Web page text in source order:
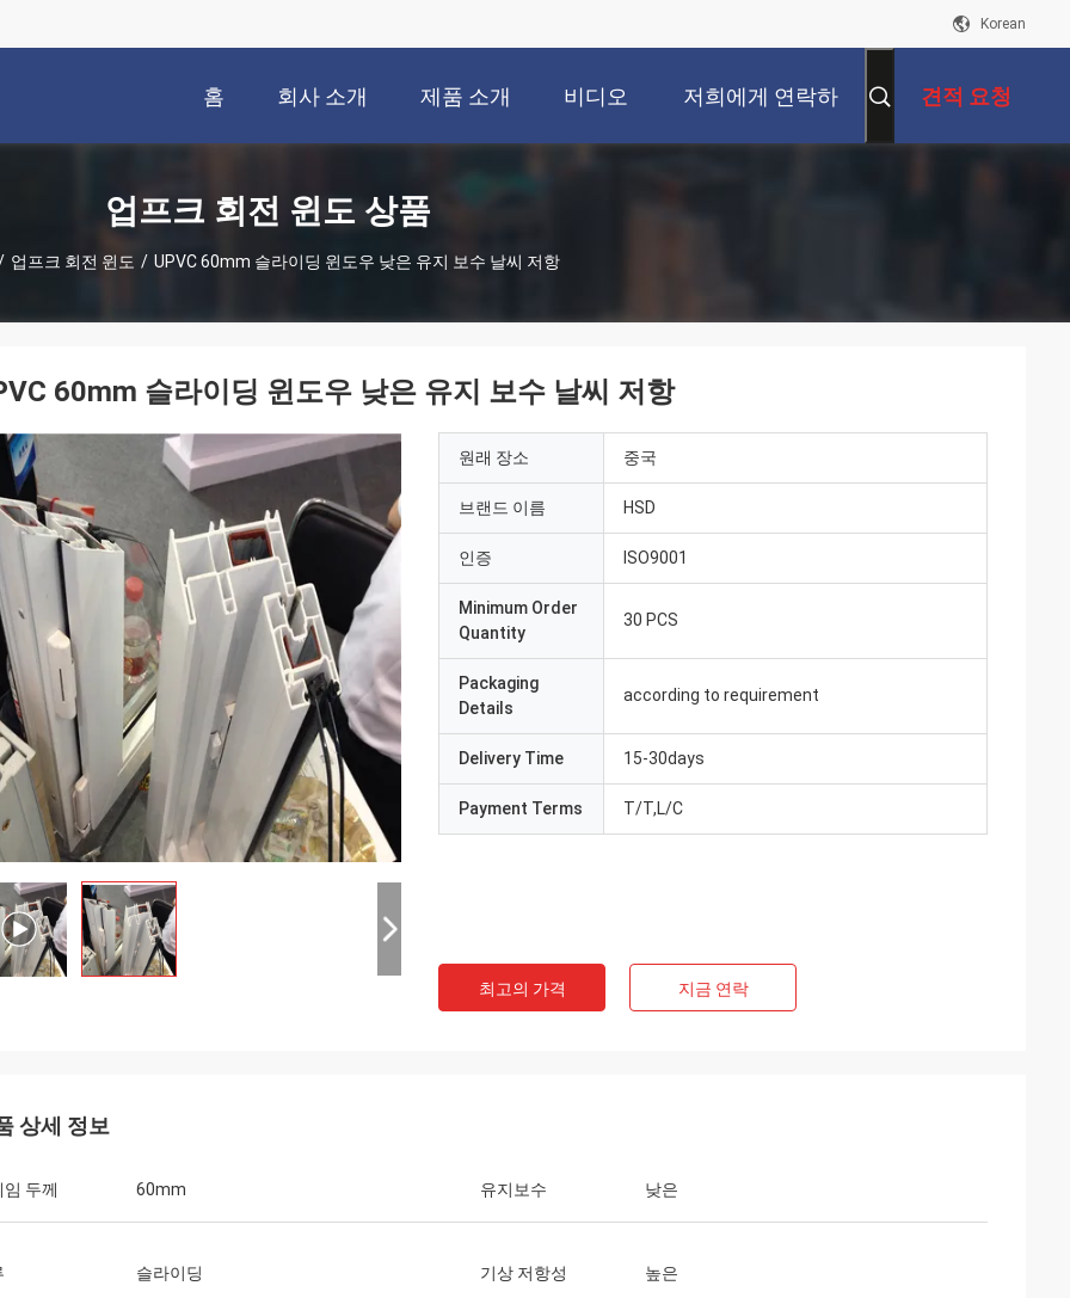
Korean
홈 회사 소개 제품 소개 비디오 저희에게 연락하 견적 요청
업프크 회전 윈도 상품
업프크 회전 윈도 / UPVC 60mm 슬라이딩 윈도우 낮은 유지 보수 날씨 저항
60mm 슬라이딩 윈도우 낮은 유지 보수 날씨 저항
원래 장소 중국
브랜드 이름 HSD
인증 ISO9001
Minimum Order
Quantity
30 PCS
Packaging
Details
according to requirement
Delivery Time 15-30days
Payment Terms T/T,L/C
최고의 가격 지금 연락
상세 정보
임 두께 60mm 유지보수 낮은
슬라이딩 기상 저항성 높은